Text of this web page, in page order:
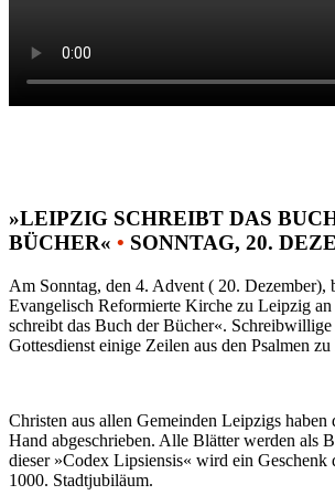
»LEIPZIG SCHREIBT DAS
BÜCHER« • SONNTAG, 20.
Am Sonntag, den 4. Advent ( 20. Dezember),
Evangelisch Reformierte Kirche zu Leipzig
schreibt das Buch der Bücher«. Schreibwillige
Gottesdienst einige Zeilen aus den Psalmen zu
Christen aus allen Gemeinden Leipzigs haben
Hand abgeschrieben. Alle Blätter werden als
dieser »Codex Lipsiensis« wird ein Geschenk
1000. Stadtjubiläum.